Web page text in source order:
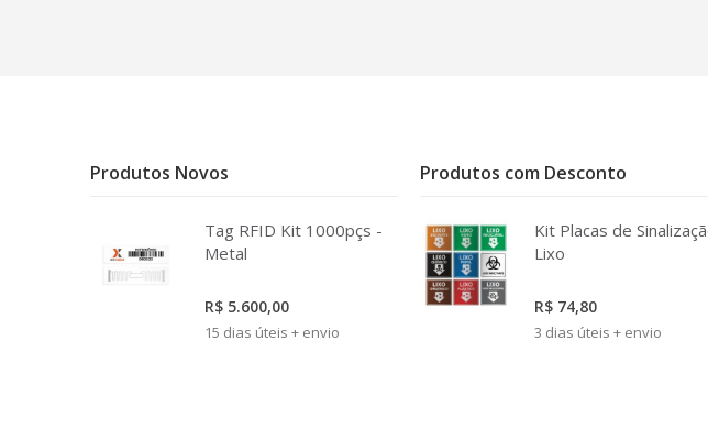
Produtos Novos
Tag RFID Kit 1000pçs -
Metal
R$ 5.600,00
15 dias úteis + envio
Produtos com Desconto
Kit Placas de
Lixo
R$ 74,80
3 dias úteis + envio